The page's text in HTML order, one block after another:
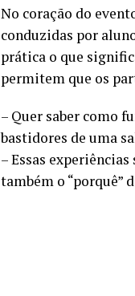
No coração do
conduzidas por
prática o que
permitem que os
– Quer saber como
bastidores de uma
– Essas
também o “porquê”